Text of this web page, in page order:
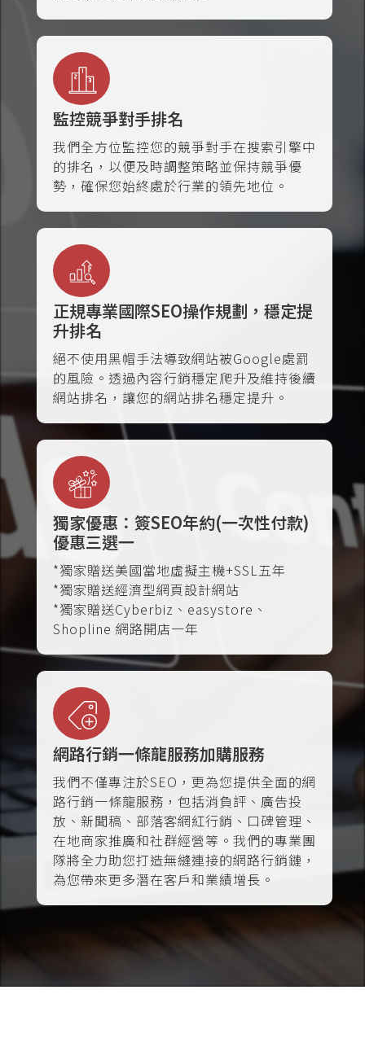
監控競爭對手排名
我們全方位監控您的競爭對手在搜索引擎中
的排名，以便及時調整策略並保持競爭優
勢，確保您始終處於行業的領先地位。
正規專業國際SEO操作規劃，穩定提
升排名
絕不使用黑帽手法導致網站被Google處罰
的風險。透過內容行銷穩定爬升及維持後續
網站排名，讓您的網站排名穩定提升。
獨家優惠：簽SEO年約(一次性付款)
優惠三選一
*獨家贈送美國當地虛擬主機+SSL五年
*獨家贈送經濟型網頁設計網站
*獨家贈送Cyberbiz、easystore、
Shopline 網路開店一年
網路行銷一條龍服務加購服務
我們不僅專注於SEO，更為您提供全面的網
路行銷一條龍服務，包括消負評、廣告投
放、新聞稿、部落客網紅行銷、口碑管理、
在地商家推廣和社群經營等。我們的專業團
隊將全力助您打造無縫連接的網路行銷鏈，
為您帶來更多潛在客戶和業績增長。